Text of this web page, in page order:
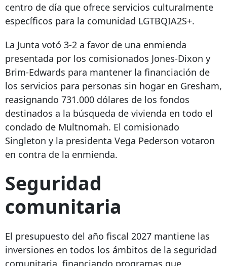
centro de día que ofrece servicios culturalmente
específicos para la comunidad LGTBQIA2S+.
La Junta votó 3-2 a favor de una enmienda
presentada por los comisionados Jones-Dixon y
Brim-Edwards para mantener la financiación de
los servicios para personas sin hogar en Gresham,
reasignando 731.000 dólares de los fondos
destinados a la búsqueda de vivienda en todo el
condado de Multnomah. El comisionado
Singleton y la presidenta Vega Pederson votaron
en contra de la enmienda.
Seguridad
comunitaria
El presupuesto del año fiscal 2027 mantiene las
inversiones en todos los ámbitos de la seguridad